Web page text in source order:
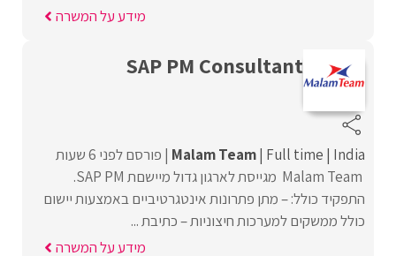
מידע על המשרה
SAP PM Consultant
Malam Team Full time India
פורסם לפני 6 שעות
Malam Team מגייסת לארגון גדול מיישםת SAP PM.
התפקיד כולל: – מתן פתרונות אינטגרטיביים באמצעות יישום
כולל ממשקים למערכות חיצוניות – כתיבת ...
מידע על המשרה